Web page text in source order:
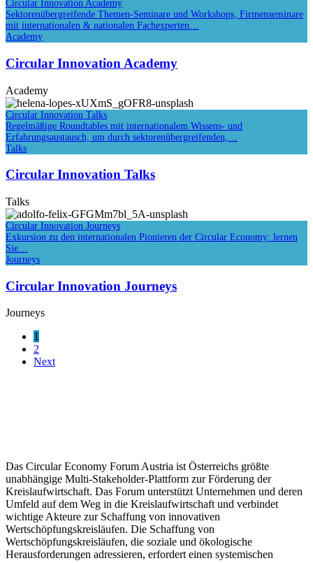
Circular Innovation Academy
Sektorenübergreifende Themen-Seminare und Workshops, Firmenseminare
mit internationalen & nationalen Fachexperten…
Academy
Circular Innovation Academy
Academy
Circular Innovation Talks
Regelmäßige Roundtables mit internationalem Wissens- und
Erfahrungsaustausch, um durch sektorenübergreifenden,…
Talks
Circular Innovation Talks
Talks
Circular Innovation Journeys
Exkursion zu den internationalen Pionieren der Circular Economy: lernen
Sie…
Journeys
Circular Innovation Journeys
Journeys
1
2
Next
Das Circular Economy Forum Austria ist Österreichs größte
unabhängige Multi-Stakeholder-Plattform zur Förderung der
Kreislaufwirtschaft. Das Forum unterstützt Unternehmen und deren
Umfeld auf dem Weg in die Kreislaufwirtschaft und verbindet
wichtige Akteure zur Schaffung von innovativen
Wertschöpfungskreisläufen. Die Schaffung von
Wertschöpfungskreisläufen, die soziale und ökologische
Herausforderungen adressieren, erfordert einen systemischen